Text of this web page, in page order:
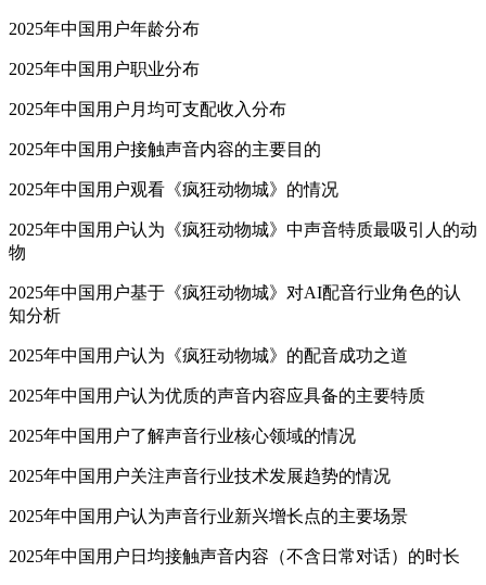
2025年中国用户年龄分布
2025年中国用户职业分布
2025年中国用户月均可支配收入分布
2025年中国用户接触声音内容的主要目的
2025年中国用户观看《疯狂动物城》的情况
2025年中国用户认为《疯狂动物城》中声音特质最吸引人的动
物
2025年中国用户基于《疯狂动物城》对AI配音行业角色的认
知分析
2025年中国用户认为《疯狂动物城》的配音成功之道
2025年中国用户认为优质的声音内容应具备的主要特质
2025年中国用户了解声音行业核心领域的情况
2025年中国用户关注声音行业技术发展趋势的情况
2025年中国用户认为声音行业新兴增长点的主要场景
2025年中国用户日均接触声音内容（不含日常对话）的时长